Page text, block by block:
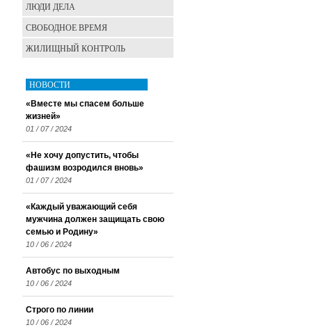
ЛЮДИ ДЕЛА
СВОБОДНОЕ ВРЕМЯ
ЖИЛИЩНЫЙ КОНТРОЛЬ
НОВОСТИ
«Вместе мы спасем больше
жизней»
01 / 07 / 2024
«Не хочу допустить, чтобы
фашизм возродился вновь»
01 / 07 / 2024
«Каждый уважающий себя
мужчина должен защищать свою
семью и Родину»
10 / 06 / 2024
Автобус по выходным
10 / 06 / 2024
Строго по линии
10 / 06 / 2024